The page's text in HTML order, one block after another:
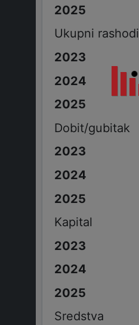
Ukupni rashodi
Dobit/gubitak
Kapital
Sredstva